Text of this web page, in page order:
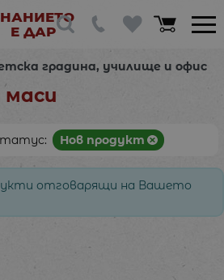
Е ДАР
градина, училище и офис
маси
Нов продукт
отговарящи на Вашето